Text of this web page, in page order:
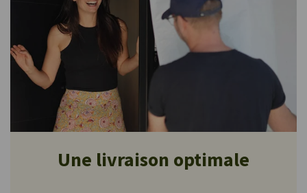
Une livraison optimale